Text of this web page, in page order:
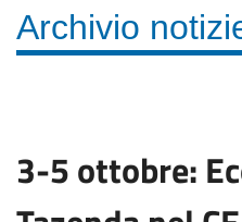
Archivio
3-5 ottobre: